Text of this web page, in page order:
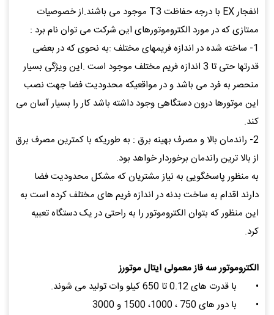
انفجار EX با درجه حفاظت T3 موجود می باشند.از خصوصیات
ممتازی که در مورد الکتروموتورهای این شرکت می توان نام برد :
1- ساخته شده در اندازه فریمهای مختلف :به نحوی که در بعضی
قدرتها حتی تا 3 اندازه فریم مختلف موجود است .این ویژگی بسیار
منحصر به فرد می باشد و در مواقعیکه محدودیت فضا جهت نصب
این موتورها درون دستگاهی وجود داشته باشد کار را بسیار آسان می
کند.
2- راندمان بالا و مصرف بهینه برق : به طوریکه با کمترین مصرف برق
از بالا ترین راندمان برخوردار خواهد بود.
به منظور پاسخگویی به نیاز مشتریان که مشکل محدودیت فضا
دارند اقدام به ساخت بدنه در اندازه فریم های مختلف کرده است به
این منظور که بتوان الکتروموتور را به راحتی در یک دستگاه تعبیه
کرد.
الکتروموتور سه فاز معمولی ایتال موتورز
•
با قدرت های 0.12 تا 650 کیلو وات تولید می شوند.
•
با دور های 750 ، 1000، 1500 و 3000